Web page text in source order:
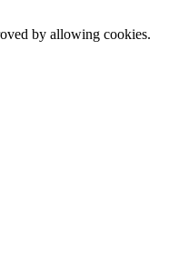
by allowing cookies.